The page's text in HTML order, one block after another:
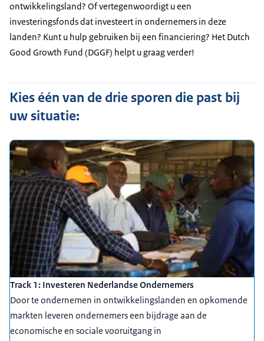
ontwikkelingsland? Of vertegenwoordigt u een
investeringsfonds dat investeert in ondernemers in deze
landen? Kunt u hulp gebruiken bij een financiering? Het Dutch
Good Growth Fund (DGGF) helpt u graag verder!
Kies één van de drie sporen die past bij
uw situatie:
Track 1: Investeren Nederlandse Ondernemers
Door te ondernemen in ontwikkelingslanden en opkomende
markten leveren ondernemers een bijdrage aan de
economische en sociale vooruitgang in